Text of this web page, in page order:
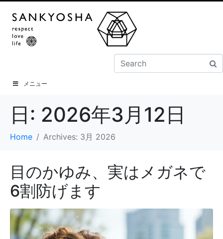
メニュー
日: 2026年3月12日
Home Archives: 3月 2026
目のかゆみ、実はメガネで
6割防げます